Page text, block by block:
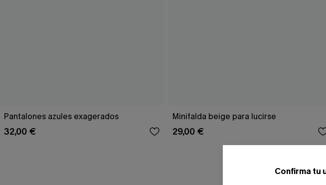
Pantalones azules exagerados
32,00 €
Minifalda beige para lucirse
29,00 €
Confirma tu